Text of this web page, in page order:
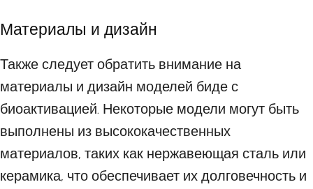
Материалы и дизайн
Также следует обратить внимание на
материалы и дизайн моделей биде с
биоактивацией. Некоторые модели могут быть
выполнены из высококачественных
материалов, таких как нержавеющая сталь или
керамика, что обеспечивает их долговечность и